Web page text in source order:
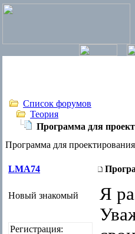
Список форумов
Теория
Программа для
Программа для
LMA74
Новый знакомый
Регистрация:
Я